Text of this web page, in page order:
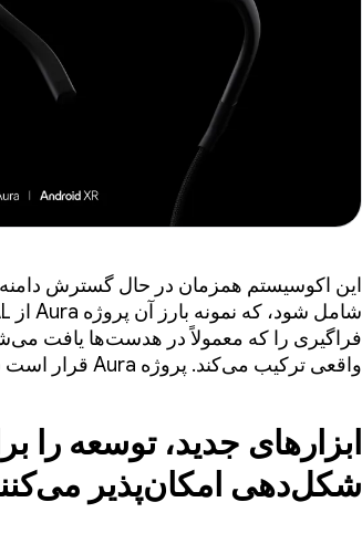
فراگیری را که معمولاً در هدست‌ها یافت
واقعی ترکیب می‌کند. پروژه Aura قرار است سال آینده عرضه شود.
ابزارهای جدید، توسعه را
شکل‌دهی امکان‌پذیر